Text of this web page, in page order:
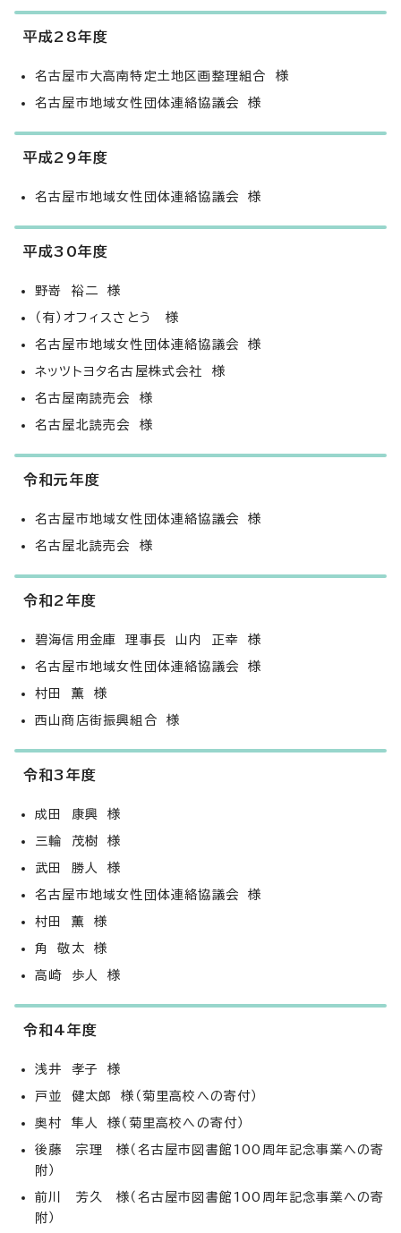
平成28年度
名古屋市大高南特定土地区画整理組合 様
名古屋市地域女性団体連絡協議会 様
平成29年度
名古屋市地域女性団体連絡協議会 様
平成30年度
野嵜 裕二 様
（有）オフィスさとう 様
名古屋市地域女性団体連絡協議会 様
ネッツトヨタ名古屋株式会社 様
名古屋南読売会 様
名古屋北読売会 様
令和元年度
名古屋市地域女性団体連絡協議会 様
名古屋北読売会 様
令和2年度
碧海信用金庫 理事長 山内 正幸 様
名古屋市地域女性団体連絡協議会 様
村田 薫 様
西山商店街振興組合 様
令和3年度
成田 康興 様
三輪 茂樹 様
武田 勝人 様
名古屋市地域女性団体連絡協議会 様
村田 薫 様
角 敬太 様
高崎 歩人 様
令和4年度
浅井 孝子 様
戸並 健太郎 様（菊里高校への寄付）
奥村 隼人 様（菊里高校への寄付）
後藤 宗理 様（名古屋市図書館100周年記念事業への寄
附）
前川 芳久 様（名古屋市図書館100周年記念事業への寄
附）